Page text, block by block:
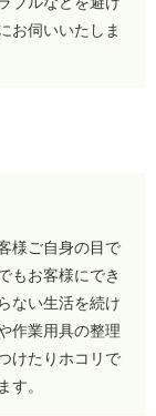
お伺いいたしま
様ご自身の目で
もお客様にでき
ない生活を続け
作業用具の整理
けたりホコリで
す。